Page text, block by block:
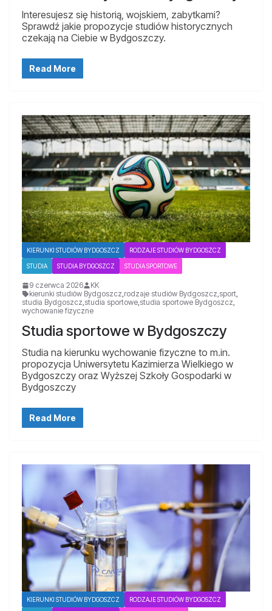
Interesujesz się historią, wojskiem, zabytkami?
Sprawdź jakie propozycje studiów historycznych
czekają na Ciebie w Bydgoszczy.
Read More
KIERUNKI STUDIÓW BYDGOSZCZ RODZAJE STUDIÓW BYDGOSZCZ
STUDIA STUDIA BYDGOSZCZ STUDIA SPORTOWE
9 czerwca 2026
KK
kierunki studiów Bydgoszcz,rodzaje studiów Bydgoszcz,sport,
studia Bydgoszcz,studia sportowe,studia sportowe Bydgoszcz,
wychowanie fizyczne
Studia sportowe w Bydgoszczy
Studia na kierunku wychowanie fizyczne to m.in.
propozycja Uniwersytetu Kazimierza Wielkiego w
Bydgoszczy oraz Wyższej Szkoły Gospodarki w
Bydgoszczy
Read More
KIERUNKI STUDIÓW BYDGOSZCZ RODZAJE STUDIÓW BYDGOSZCZ